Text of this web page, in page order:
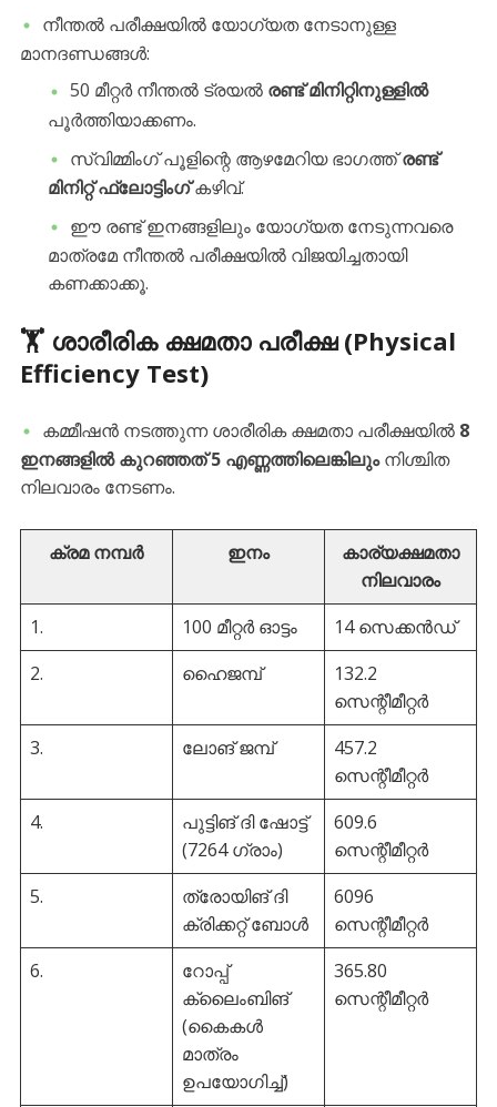
​നീന്തൽ പരീക്ഷയിൽ യോഗ്യത നേടാനുള്ള
മാനദണ്ഡങ്ങൾ:
​50 മീറ്റർ നീന്തൽ ട്രയൽ രണ്ട് മിനിറ്റിനുള്ളിൽ
പൂർത്തിയാക്കണം.
​സ്വിമ്മിംഗ് പൂളിന്റെ ആഴമേറിയ ഭാഗത്ത്രണ്ട്
മിനിറ്റ് ഫ്ലോട്ടിംഗ്കഴിവ്.
​ഈ രണ്ട് ഇനങ്ങളിലും യോഗ്യത നേടുന്നവരെ
മാത്രമേ നീന്തൽ പരീക്ഷയിൽ വിജയിച്ചതായി
കണക്കാക്കൂ.
​🏋️ ശാരീരിക ക്ഷമതാ പരീക്ഷ (Physical
Efficiency Test)
​കമ്മീഷൻ നടത്തുന്ന ശാരീരിക ക്ഷമതാ പരീക്ഷയിൽ 8
ഇനങ്ങളിൽ കുറഞ്ഞത് 5 എണ്ണത്തിലെങ്കിലുംനിശ്ചിത
നിലവാരം നേടണം.
ക്രമ നമ്പർ ഇനം
കാര്യക്ഷമതാ
നിലവാരം
1.
100 മീറ്റർ ഓട്ടം
14 സെക്കൻഡ്
2.
ഹൈജമ്പ്
132.2
സെന്റീമീറ്റർ
3.
ലോങ് ജമ്പ്
457.2
സെന്റീമീറ്റർ
4.
പുട്ടിങ് ദി ഷോട്ട്
(7264 ഗ്രാം)
609.6
സെന്റീമീറ്റർ
5.
ത്രോയിങ് ദി
ക്രിക്കറ്റ് ബോൾ
6096
സെന്റീമീറ്റർ
6.
റോപ്പ്
ക്ലൈംബിങ്
(കൈകൾ
മാത്രം
ഉപയോഗിച്ച്)
365.80
സെന്റീമീറ്റർ